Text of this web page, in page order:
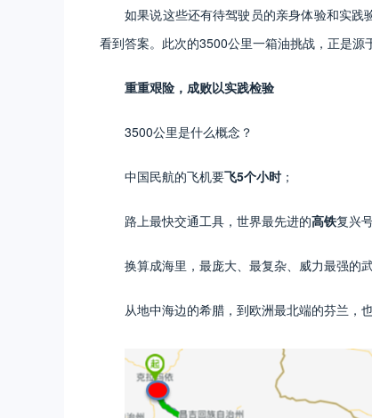
如果说这些还有待驾驶员的亲身体验和实
看到答案。此次的3500公里一箱油挑战，正是源
重重艰险，成败以实践检验
3500公里是什么概念？
中国民航的飞机要飞5个小时 ；
路上最快交通工具，世界最先进的高铁复兴
换算成海里，最庞大、最复杂、威力最强的
从地中海边的希腊，到欧洲最北端的芬兰，